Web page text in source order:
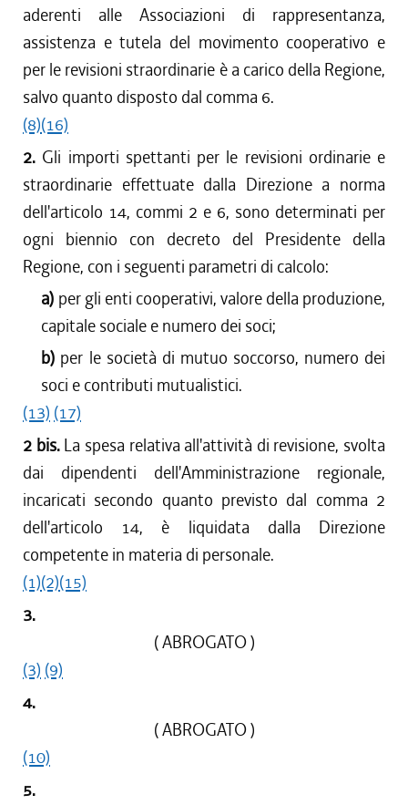
aderenti alle Associazioni di rappresentanza,
assistenza e tutela del movimento cooperativo e
per le revisioni straordinarie è a carico della Regione,
salvo quanto disposto dal comma 6.
(8)(16)
2. Gli importi spettanti per le revisioni ordinarie e
straordinarie effettuate dalla Direzione a norma
dell'articolo 14, commi 2 e 6, sono determinati per
ogni biennio con decreto del Presidente della
Regione, con i seguenti parametri di calcolo:
a) per gli enti cooperativi, valore della produzione,
capitale sociale e numero dei soci;
b) per le società di mutuo soccorso, numero dei
soci e contributi mutualistici.
(13) (17)
2 bis. La spesa relativa all'attività di revisione, svolta
dai dipendenti dell'Amministrazione regionale,
incaricati secondo quanto previsto dal comma 2
dell'articolo 14, è liquidata dalla Direzione
competente in materia di personale.
(1)(2)(15)
3.
( ABROGATO )
(3) (9)
4.
( ABROGATO )
(10)
5.